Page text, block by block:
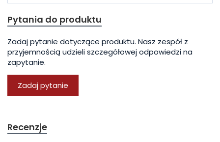
Pytania do produktu
Zadaj pytanie dotyczące produktu. Nasz zespół z
przyjemnością udzieli szczegółowej odpowiedzi na
zapytanie.
Zadaj pytanie
Recenzje